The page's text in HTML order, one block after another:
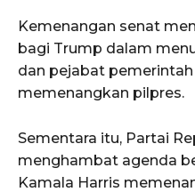
Kemenangan senat
bagi Trump dalam
dan pejabat pemerintah
memenangkan pilpres.
Sementara itu, Partai
menghambat agenda
Kamala Harris